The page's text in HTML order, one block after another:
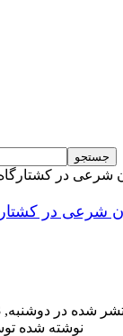
شرعی در
شرعی در
شده در دوشنبه, 13 آذر 1402 16:33
نوشته شده